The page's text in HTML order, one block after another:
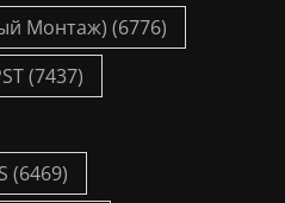
Монтаж) (6776)
(7437)
(6469)